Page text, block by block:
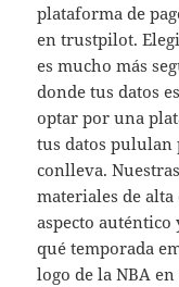
plataforma de
en trustpilot.
es mucho más
donde tus datos
optar por una
tus datos pululan
conlleva.
materiales de
aspecto
qué temporada
logo de la NBA